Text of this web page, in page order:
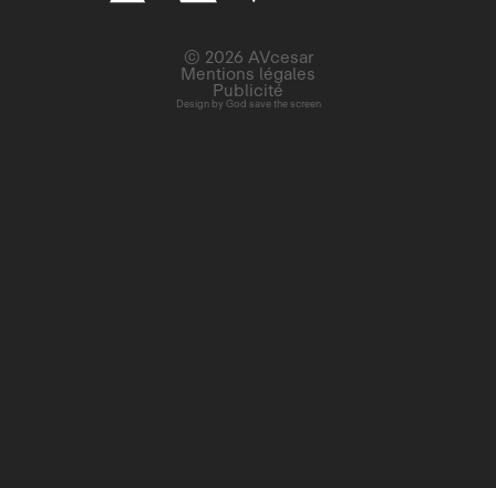
Design by God save the screen
© 2026 AVcesar
Mentions légales
Publicité